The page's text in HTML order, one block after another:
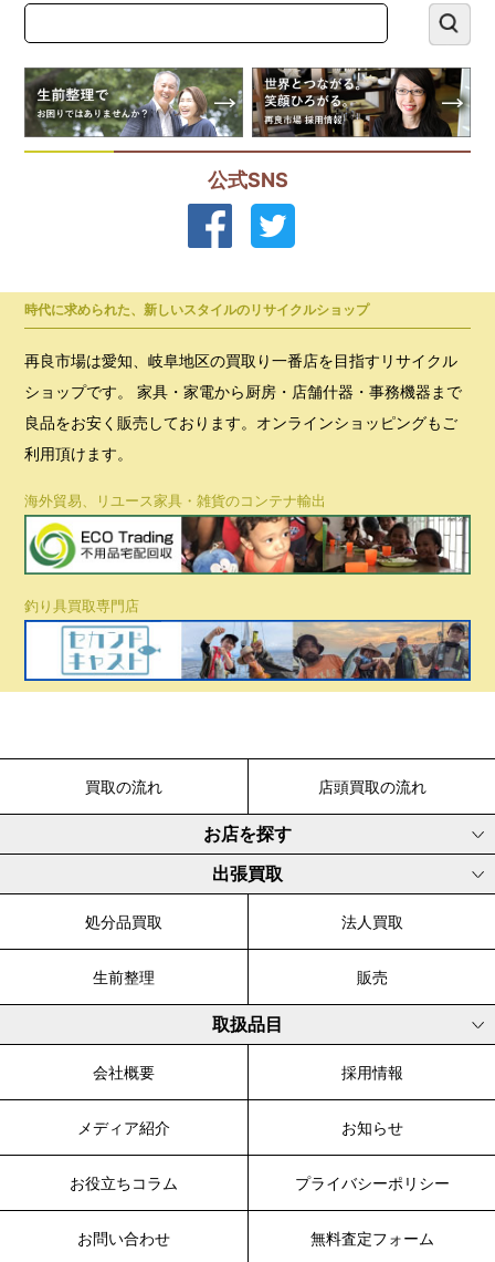
公式SNS
時代に求められた、新しいスタイルのリサイクルショップ
再良市場は愛知、岐阜地区の買取り一番店を目指すリサイクル
ショップです。 家具・家電から厨房・店舗什器・事務機器まで
良品をお安く販売しております。オンラインショッピングもご
利用頂けます。
海外貿易、リユース家具・雑貨のコンテナ輸出
釣り具買取専門店
買取の流れ 店頭買取の流れ
お店を探す
出張買取
処分品買取 法人買取
生前整理 販売
取扱品目
会社概要 採用情報
メディア紹介 お知らせ
お役立ちコラム プライバシーポリシー
お問い合わせ 無料査定フォーム